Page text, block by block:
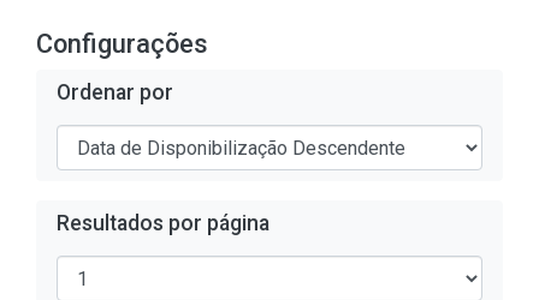
Configurações
Ordenar por
Resultados por página